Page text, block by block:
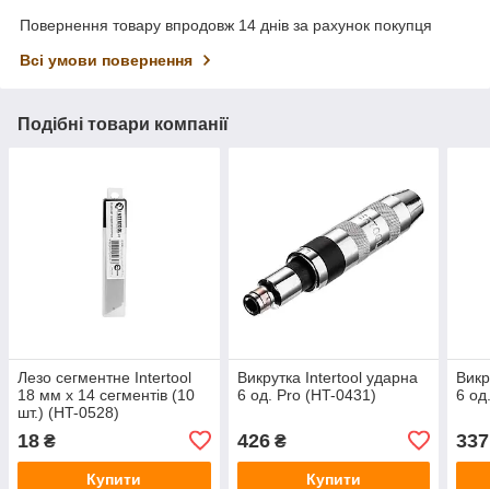
Повернення товару впродовж 14 днів за рахунок покупця
Всі умови повернення
Подібні товари компанії
Лезо сегментне Intertool
18 мм x 14 сегментів (10
шт.) (HT-0528)
18 ₴
Купити
Викрутка Intertool ударна
6 од. Pro (HT-0431)
426₴
Купити
6
337